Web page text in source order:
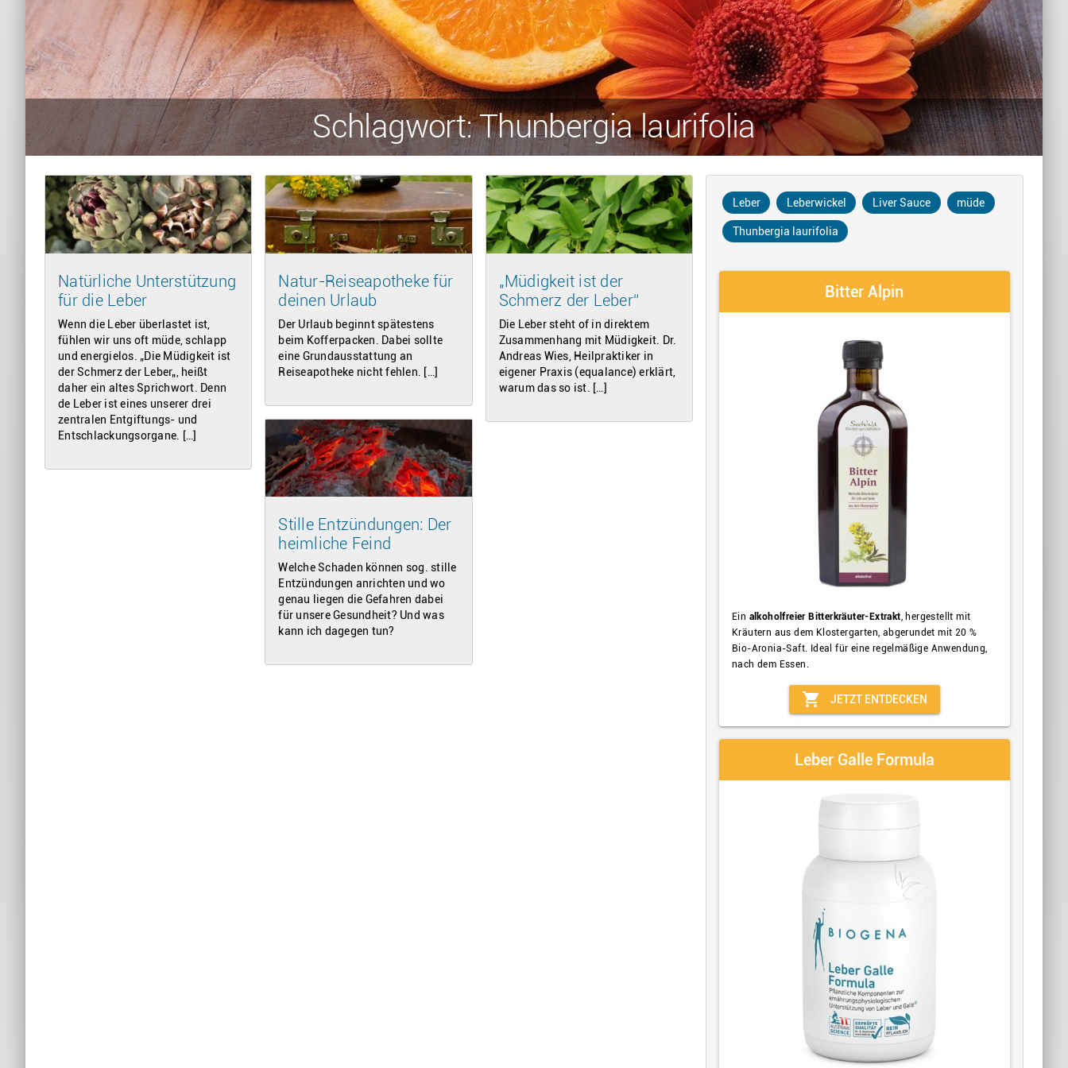
Schlagwort: Thunbergia laurifolia
Natürliche Unterstützung
für die Leber
Wenn die Leber überlastet ist,
fühlen wir uns oft müde, schlapp
und energielos. „Die Müdigkeit ist
der Schmerz der Leber„, heißt
daher ein altes Sprichwort. Denn
de Leber ist eines unserer drei
zentralen Entgiftungs- und
Entschlackungsorgane. […]
Natur-Reiseapotheke für
deinen Urlaub
Der Urlaub beginnt spätestens
beim Kofferpacken. Dabei sollte
eine Grundausstattung an
Reiseapotheke nicht fehlen. […]
Stille Entzündungen: Der
heimliche Feind
Welche Schaden können sog. stille
Entzündungen anrichten und wo
genau liegen die Gefahren dabei
für unsere Gesundheit? Und was
kann ich dagegen tun?
„Müdigkeit ist der
Schmerz der Leber“
Die Leber steht of in direktem
Zusammenhang mit Müdigkeit. Dr.
Andreas Wies, Heilpraktiker in
eigener Praxis (equalance) erklärt,
warum das so ist. […]
Leber Leberwickel Liver Sauce müde
Thunbergia laurifolia
Bitter Alpin
Ein alkoholfreier Bitterkräuter-Extrakt, hergestellt mit
Kräutern aus dem Klostergarten, abgerundet mit 20 %
Bio-Aronia-Saft. Ideal für eine regelmäßige Anwendung,
nach dem Essen.
shopping_cart JETZT ENTDECKEN
Leber Galle Formula